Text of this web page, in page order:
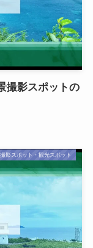
撮影スポットの
影スポット・観光スポット